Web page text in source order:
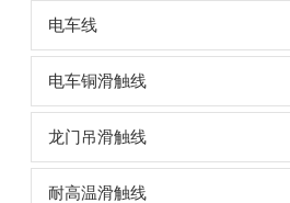
电车线
电车铜滑触线
龙门吊滑触线
耐高温滑触线